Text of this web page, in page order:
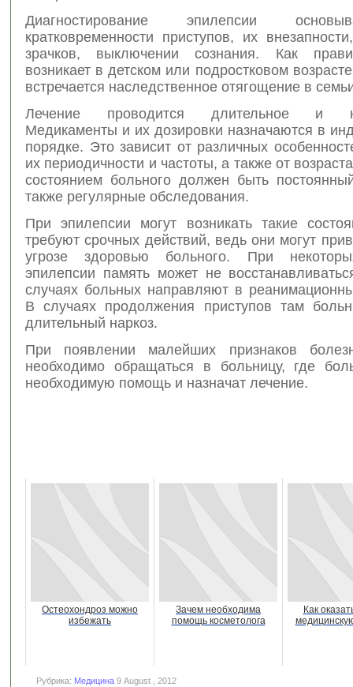
Диагностирование эпилепсии
кратковременности приступов, их
зрачков, выключении сознания. Как
возникает в детском или подростковом
встречается наследственное отягощение в
Лечение проводится длительное и
Медикаменты и их дозировки назначаются в
порядке. Это зависит от различных
их периодичности и частоты, а также от
состоянием больного должен быть
также регулярные обследования.
При эпилепсии могут возникать такие
требуют срочных действий, ведь они могут
угрозе здоровью больного. При
эпилепсии память может не
случаях больных направляют в
В случаях продолжения приступов там
длительный наркоз.
При появлении малейших признаков
необходимо обращаться в больницу, где
необходимую помощь и назначат лечение.
Остеохондроз можно
избежать
Зачем необходима
помощь косметолога
Как
Рубрика: Медицина 9 August , 2012